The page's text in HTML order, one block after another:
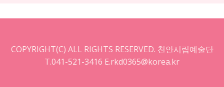
COPYRIGHT(C) ALL RIGHTS RESERVED. 천안시립예술단
T.041-521-3416 E.rkd0365@korea.kr